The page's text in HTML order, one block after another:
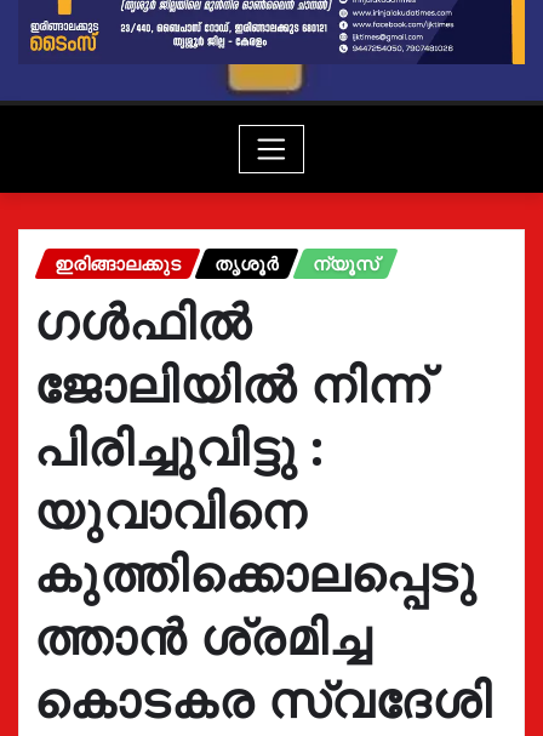
ഇരിങ്ങാലക്കുട തൃശൂർ ന്യൂസ്
ഗൾഫിൽ
ജോലിയിൽ നിന്ന്
പിരിച്ചുവിട്ടു :
യുവാവിനെ
കുത്തിക്കൊലപ്പെടു
ത്താൻ ശ്രമിച്ച
കൊടകര സ്വദേശി